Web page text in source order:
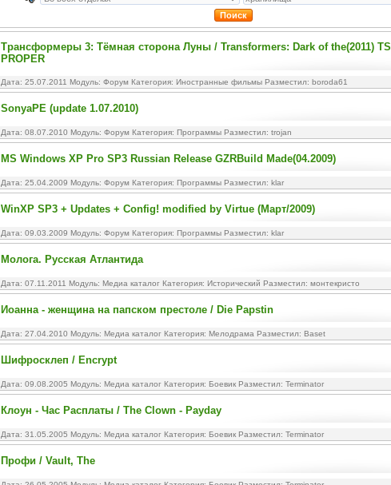
Трансформеры 3: Тёмная сторона Луны / Transformers: Dark of the(2011) TS
PROPER
Дата: 25.07.2011 Модуль: Форум Категория: Иностранные фильмы Разместил: boroda61
SonyaPE (update 1.07.2010)
Дата: 08.07.2010 Модуль: Форум Категория: Программы Разместил: trojan
MS Windows XP Pro SP3 Russian Release GZRBuild Made(04.2009)
Дата: 25.04.2009 Модуль: Форум Категория: Программы Разместил: klar
WinXP SP3 + Updates + Config! modified by Virtue (Март/2009)
Дата: 09.03.2009 Модуль: Форум Категория: Программы Разместил: klar
Молога. Русская Атлантида
Дата: 07.11.2011 Модуль: Медиа каталог Категория: Исторический Разместил: монтекристо
Иоанна - женщина на папском престоле / Die Papstin
Дата: 27.04.2010 Модуль: Медиа каталог Категория: Мелодрама Разместил: Baset
Шифросклеп / Encrypt
Дата: 09.08.2005 Модуль: Медиа каталог Категория: Боевик Разместил: Terminator
Клоун - Час Расплаты / The Clown - Payday
Дата: 31.05.2005 Модуль: Медиа каталог Категория: Боевик Разместил: Terminator
Профи / Vault, The